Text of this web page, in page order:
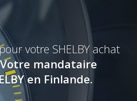
votre SHELBY achat
Votre mandataire
en Finlande.